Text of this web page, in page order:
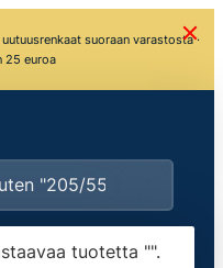
suoraan varastosta ·
25 euroa
tuotetta "".